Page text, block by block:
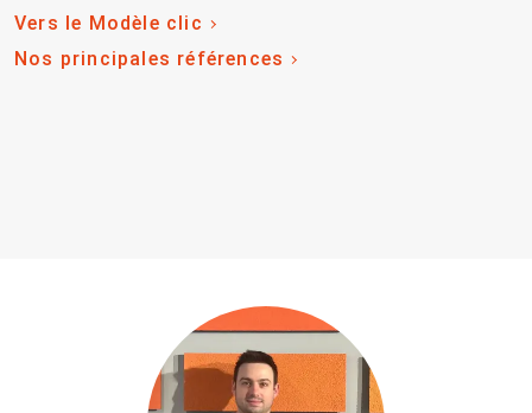
Vers le Modèle clic
Nos principales références